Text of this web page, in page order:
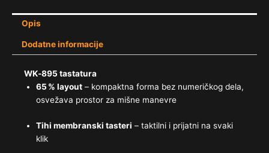
Opis
Dodatne informacije
WK‑895 tastatura
65 % layout – kompaktna forma bez numeričkog dela,
osvežava prostor za mišne manevre
Tihi membranski tasteri – taktilni i prijatni na svaki
klik